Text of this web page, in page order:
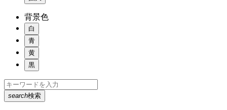
背景色
白
青
黄
黒
search検索